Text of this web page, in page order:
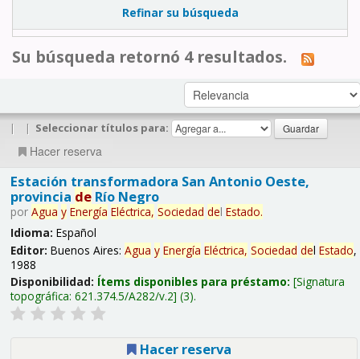
Refinar su búsqueda
Su búsqueda retornó 4 resultados.
| | Seleccionar títulos para:
Hacer reserva
Estación transformadora San Antonio Oeste,
provincia deRío Negro
por Agua y Energía Eléctrica, Sociedad del Estado.
Idioma: Español
Editor: Buenos Aires: Agua y Energía Eléctrica, Sociedad del Estado,
1988
Disponibilidad: Ítems disponibles para préstamo: Signatura
topográfica: 621.374.5/A282/v.2 (3).
Hacer reserva